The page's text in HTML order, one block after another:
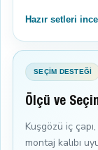
Hazır setleri
SEÇİM DESTEĞİ
Ölçü ve
Kuşgözü iç
montaj kalıbı